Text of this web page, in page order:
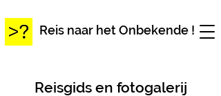
Reis naar het Onbekende !
Reisgids en fotogalerij